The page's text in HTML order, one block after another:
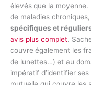
élevés que la
de maladies
spécifiques et
avis plus complet.
couvre également les
de lunettes…) et au
impératif d’identifier